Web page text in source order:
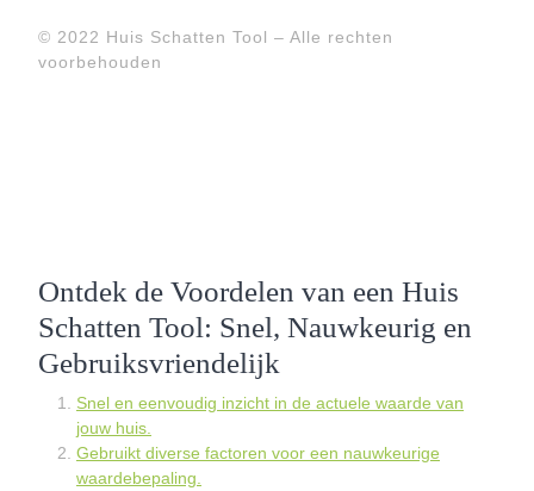
© 2022 Huis Schatten Tool – Alle rechten
voorbehouden
Ontdek de Voordelen van een Huis
Schatten Tool: Snel, Nauwkeurig en
Gebruiksvriendelijk
Snel en eenvoudig inzicht in de actuele waarde van
jouw huis.
Gebruikt diverse factoren voor een nauwkeurige
waardebepaling.